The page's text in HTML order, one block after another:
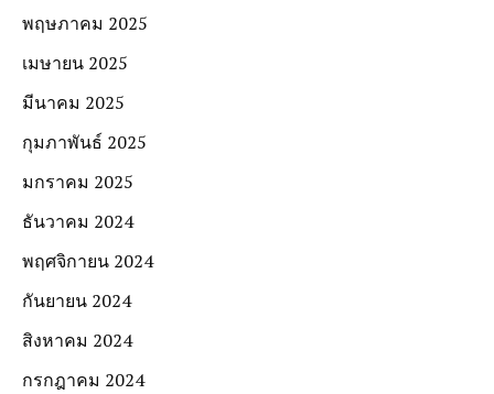
พฤษภาคม 2025
เมษายน 2025
มีนาคม 2025
กุมภาพันธ์ 2025
มกราคม 2025
ธันวาคม 2024
พฤศจิกายน 2024
กันยายน 2024
สิงหาคม 2024
กรกฎาคม 2024